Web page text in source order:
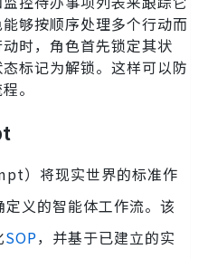
够按顺序处理多个行动而
时，角色首先锁定其状
标记为解锁。这样可以防
。
）将现实世界的标准作
义的智能体工作流。该
SOP，并基于已建立的实